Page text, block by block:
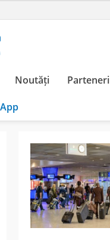
Noutăți
Parteneri